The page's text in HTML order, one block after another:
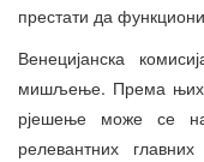
престати да
Венецијанска
мишљење. Према
рјешење може се
релевантних